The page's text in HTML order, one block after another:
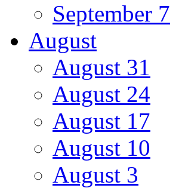
September 7
August
August 31
August 24
August 17
August 10
August 3